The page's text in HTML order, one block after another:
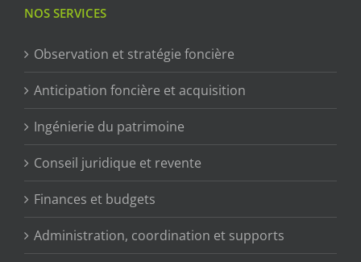
NOS SERVICES
Observation et stratégie foncière
Anticipation foncière et acquisition
Ingénierie du patrimoine
Conseil juridique et revente
Finances et budgets
Administration, coordination et supports